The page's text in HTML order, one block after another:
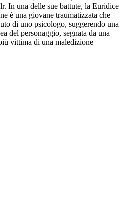
In una delle sue battute, la Euridice
è una giovane traumatizzata che
di uno psicologo, suggerendo una
del personaggio, segnata da una
vittima di una maledizione